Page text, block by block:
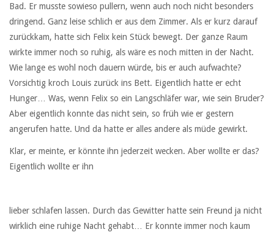
Bad. Er musste sowieso pullern, wenn auch noch nicht besonders
dringend. Ganz leise schlich er aus dem Zimmer. Als er kurz darauf
zurückkam, hatte sich Felix kein Stück bewegt. Der ganze Raum
wirkte immer noch so ruhig, als wäre es noch mitten in der Nacht.
Wie lange es wohl noch dauern würde, bis er auch aufwachte?
Vorsichtig kroch Louis zurück ins Bett. Eigentlich hatte er echt
Hunger… Was, wenn Felix so ein Langschläfer war, wie sein Bruder?
Aber eigentlich konnte das nicht sein, so früh wie er gestern
angerufen hatte. Und da hatte er alles andere als müde gewirkt.
Klar, er meinte, er könnte ihn jederzeit wecken. Aber wollte er das?
Eigentlich wollte er ihn
lieber schlafen lassen. Durch das Gewitter hatte sein Freund ja nicht
wirklich eine ruhige Nacht gehabt… Er konnte immer noch kaum